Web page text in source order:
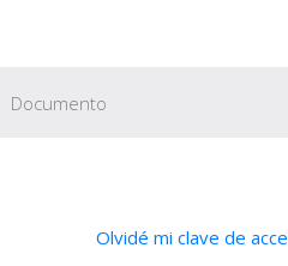
Olvidé mi clave de